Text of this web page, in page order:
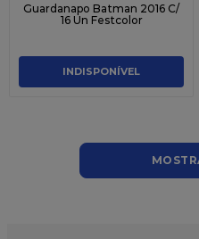
Guardanapo Batman 2016 C/
16 Un Festcolor
INDISPONÍVEL